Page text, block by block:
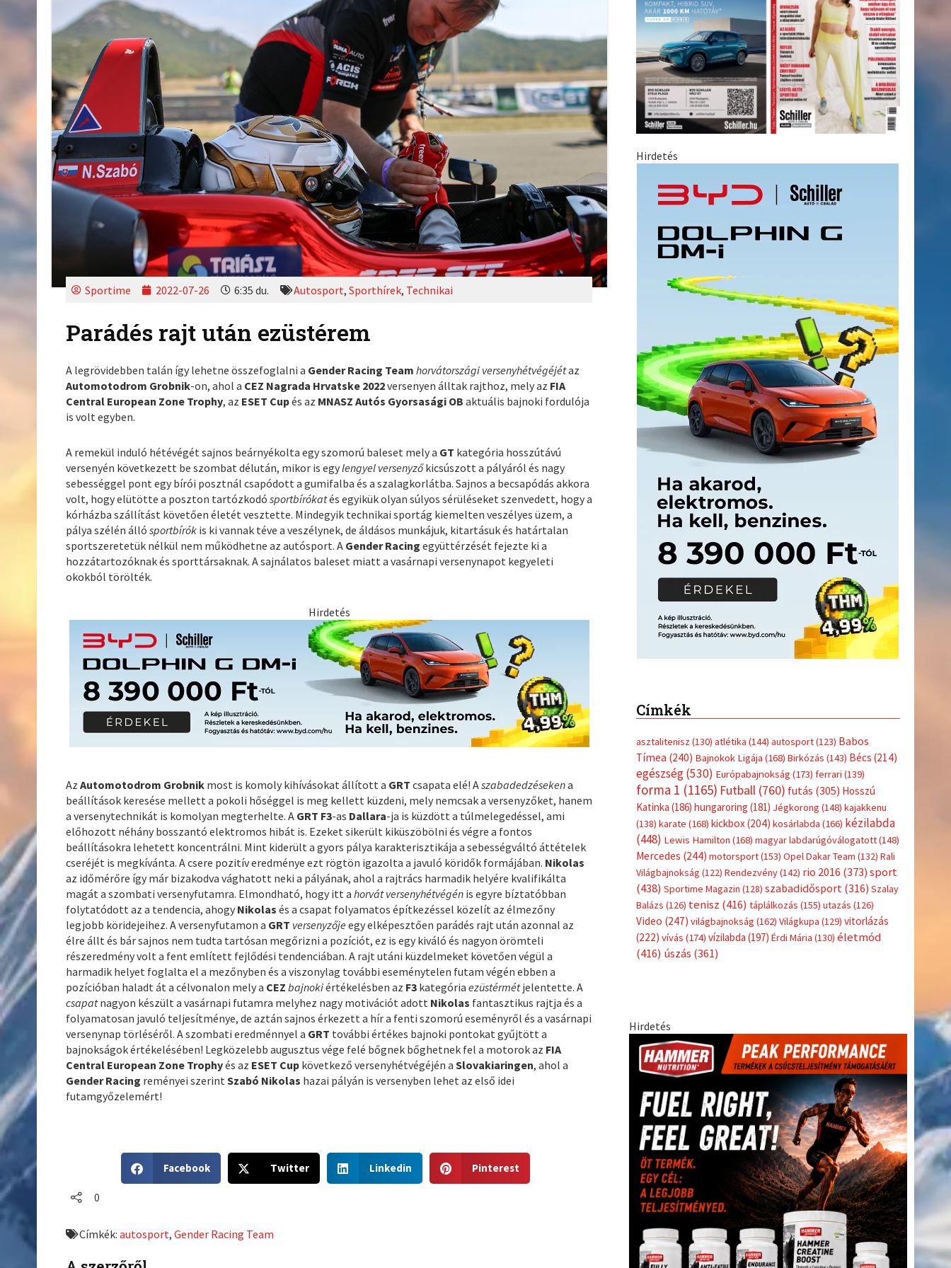
Sportime 2022-07-26 6:35 du. Autosport, Sporthírek, Technikai
Parádés rajt után ezüstérem
A legrövidebben talán így lehetne összefoglalni a Gender Racing Team horvátországi versenyhétvégéjétaz
Automotodrom Grobnik-on, ahol a CEZ Nagrada Hrvatske 2022versenyen álltak rajthoz, mely az FIA
Central European Zone Trophy, az ESET Cupés az MNASZ Autós Gyorsasági OB aktuális bajnoki fordulója
is volt egyben.
A remekül induló hétévégét sajnos beárnyékolta egy szomorú baleset mely a GT kategória hosszútávú
versenyén következett be szombat délután, mikor is egylengyel versenyzőkicsúszott a pályáról és nagy
sebességgel pont egy bírói posztnál csapódott a gumifalba és a szalagkorlátba. Sajnos a becsapódás akkora
volt, hogy elütötte a poszton tartózkodósportbírókatés egyikük olyan súlyos sérüléseket szenvedett, hogy a
kórházba szállítást követően életét vesztette. Mindegyik technikai sportág kiemelten veszélyes üzem, a
pálya szélén állósportbírók is ki vannak téve a veszélynek, de áldásos munkájuk, kitartásuk és határtalan
sportszeretetük nélkül nem működhetne az autósport. A Gender Racing együttérzését fejezte ki a
hozzátartozóknak és sporttársaknak. A sajnálatos baleset miatt a vasárnapi versenynapot kegyeleti
okokból törölték.
Hirdetés
AzAutomotodrom Grobnik most is komoly kihívásokat állított a GRTcsapata elé! Aszabadedzésekena
beállítások keresése mellett a pokoli hőséggel is meg kellett küzdeni, mely nemcsak a versenyzőket, hanem
a versenytechnikát is komolyan megterhelte. A GRT F3-as Dallara-ja is küzdött a túlmelegedéssel, ami
előhozott néhány bosszantó elektromos hibát is. Ezeket sikerült kiküszöbölni és végre a fontos
beállításokra lehetett koncentrálni. Mint kiderült a gyors pálya karakterisztikája a sebességváltó áttételek
cseréjét is megkívánta. A csere pozitív eredménye ezt rögtön igazolta a javuló köridők formájában. Nikolas
az időmérőre így már bizakodva vághatott neki a pályának, ahol a rajtrács harmadik helyére kvalifikálta
magát a szombati versenyfutamra. Elmondható, hogy itt ahorvát versenyhétvégén is egyre bíztatóbban
folytatódott az a tendencia, ahogy Nikolasés a csapat folyamatos építkezéssel közelít az élmezőny
legjobb köridejeihez. A versenyfutamon a GRT versenyzőjeegy elképesztően parádés rajt után azonnal az
élre állt és bár sajnos nem tudta tartósan megőrizni a pozíciót, ez is egy kiváló és nagyon örömteli
részeredmény volt a fent említett fejlődési tendenciában. A rajt utáni küzdelmeket követően végül a
harmadik helyet foglalta el a mezőnyben és a viszonylag további eseménytelen futam végén ebben a
pozícióban haladt át a célvonalon mely a CEZbajnokiértékelésben az F3 kategóriaezüstérmétjelentette. A
csapatnagyon készült a vasárnapi futamra melyhez nagy motivációt adott Nikolas fantasztikus rajtja és a
folyamatosan javuló teljesítménye, de aztán sajnos érkezett a hír a fenti szomorú eseményről és a vasárnapi
versenynap törléséről. A szombati eredménnyel a GRT további értékes bajnoki pontokat gyűjtött a
bajnokságok értékelésében! Legközelebb augusztus vége felé bőgnek bőghetnek fel a motorok az FIA
Central European Zone Trophyés az ESET Cup következő versenyhétvégéjén aSlovakiaringen, ahol a
Gender Racing reményei szerintSzabó Nikolas hazai pályán is versenyben lehet az első idei
futamgyőzelemért!
h
o
Facebook
h
o
Twitter
h
Linkedin
h
Pinterest
0
Címkék:autosport,Gender Racing Team
Hirdetés
Címkék
asztalitenisz (130) atlétika (144) autosport(123) Babos
Tímea (240) Bajnokok Ligája (168) Birkózás (143) Bécs (214)
egészség(530) Európabajnokság (173) ferrari (139)
forma 1 (1165) Futball(760) futás (305) Hosszú
Katinka (186) hungaroring (181) Jégkorong (148) kajakkenu
(138) karate (168) kickbox(204) kosárlabda (166) kézilabda
(448) Lewis Hamilton (168) magyar labdarúgóválogatott(148)
Mercedes (244) motorsport(153) Opel Dakar Team (132) Rali
Világbajnokság (122) Rendezvény(142) rio 2016 (373) sport
(438) Sportime Magazin (128) szabadidősport (316) Szalay
Balázs (126) tenisz (416) táplálkozás (155) utazás (126)
Video (247) világbajnokság (162) Világkupa (129) vitorlázás
(222) vívás (174) vízilabda (197) Érdi Mária (130) életmód
(416) úszás (361)
Hirdetés